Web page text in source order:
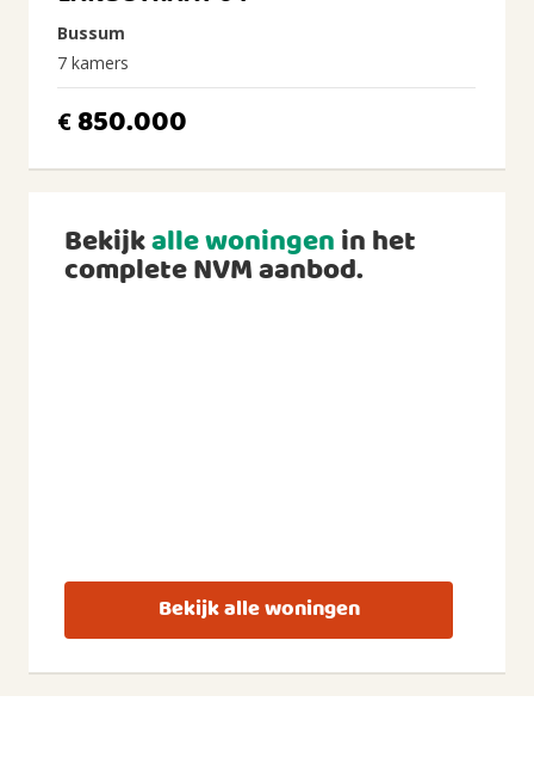
Bussum
7 kamers
€ 850.000
Bekijkalle woningenin het
complete NVM aanbod.
Bekijk alle woningen